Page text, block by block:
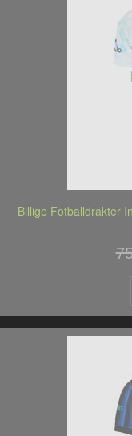
Billige Fotballdrakter